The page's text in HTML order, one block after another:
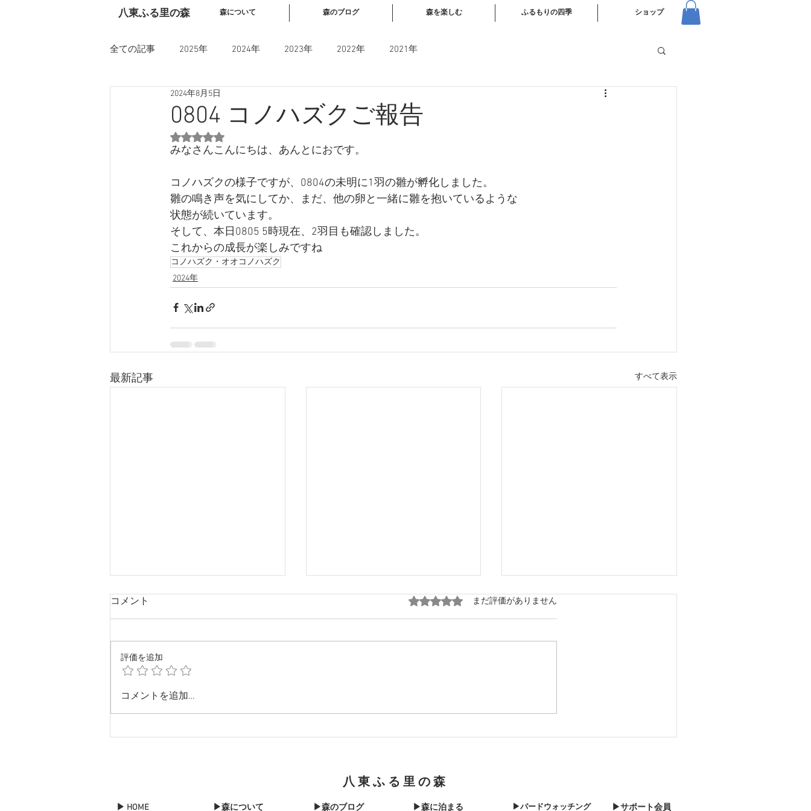
​八東ふる里の森 森について 森のブログ 森を楽しむ ふるもりの四季 ショップ
全ての記事 2025年 2024年 2023年 2022年 2021年
0804 コノハズクご報告
2024年8月5日
5つ星のうちNaNと評価されています。
みなさんこんにちは、あんとにおです。
コノハズクの様子ですが、0804の未明に1羽の雛が孵化しました。
雛の鳴き声を気にしてか、まだ、他の卵と一緒に雛を抱いているような
状態が続いています。
そして、本日0805 5時現在、2羽目も確認しました。
これからの成長が楽しみですね
コノハズク・オオコノハズク
2024年
最新記事 すべて表示
Merry X'mas & Happy New
けど
きました
コメント 5つ星のうち0と評価されています。
まだ評価がありません
評価を追加
コメントを追加…
八東ふる里の森
▶ HOME ▶森について ▶森のブログ ▶森に泊まる ▶バードウォッチング ▶サポート会員